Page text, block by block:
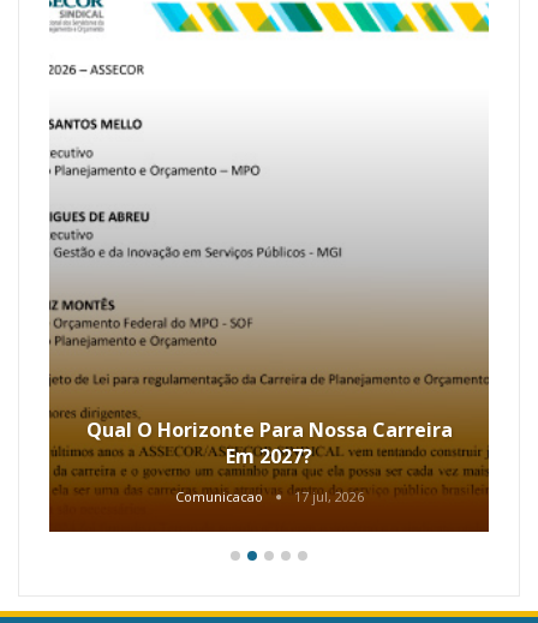
Qual O Horizonte Para Nossa Carreira
Em 2027?
Comunicacao 17 jul, 2026